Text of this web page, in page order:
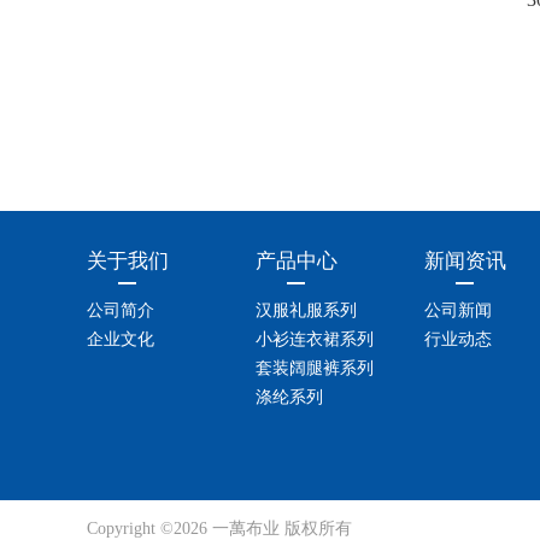
关于我们
公司简介
企业文化
产品中心
汉服礼服系列
小衫连衣裙系列
套装阔腿裤系列
涤纶系列
新闻资讯
公司新闻
行业动态
Copyright ©2026 一萬布业 版权所有